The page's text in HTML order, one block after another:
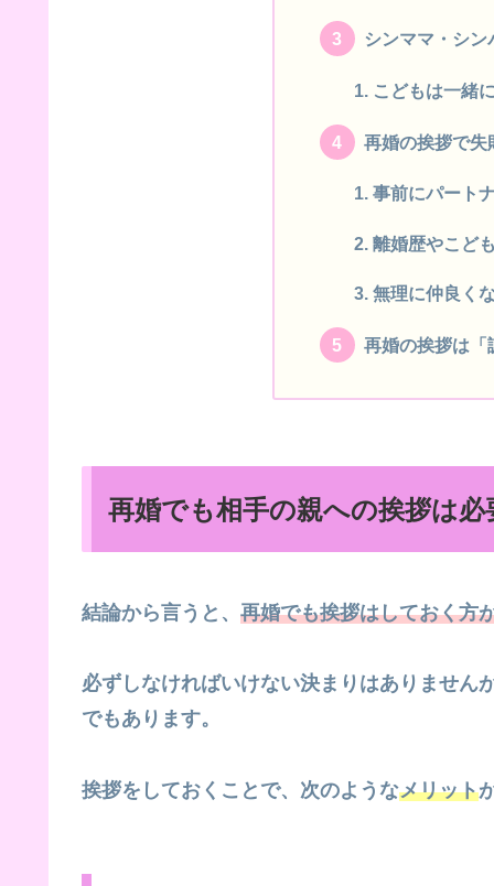
シンママ・シ
こどもは一緒
再婚の挨拶で失
事前にパート
離婚歴やこど
無理に仲良く
再婚の挨拶は「
再婚でも相手の親への挨拶は必
結論から言うと、 再婚でも挨拶はしておく方
必ずしなければいけない決まりはありません
でもあります。
挨拶をしておくことで、次のようなメリット